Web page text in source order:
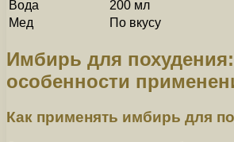
Вода
200 мл
Мед
По вкусу
Имбирь для похудения:
особенности
Как применять имбирь для